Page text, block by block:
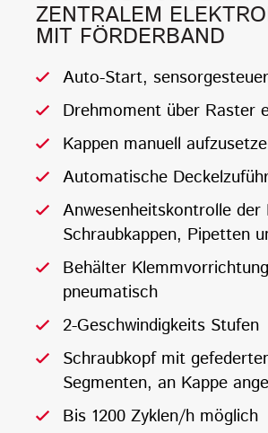
ZENTRALEM
MIT FÖRDERBAND
Auto-Start,
Drehmoment über Raster
Kappen manuell
Automatische
Anwesenheitskontrolle der
Schraubkappen, Pipetten
Behälter Klemmvorrichtung
pneumatisch
2-Geschwindigkeits Stufen
Schraubkopf mit
Segmenten, an Kappe
Bis 1200 Zyklen/h möglich